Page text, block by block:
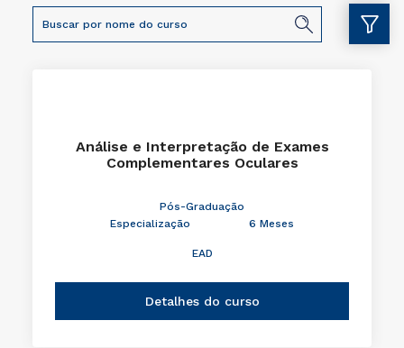
Análise e Interpretação de Exames
Complementares Oculares
Pós-Graduação
Especialização
6 Meses
EAD
Detalhes do curso